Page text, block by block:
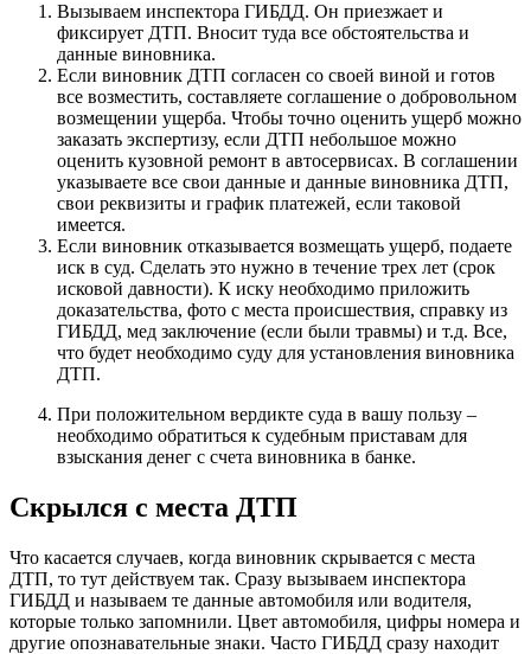
Вызываем инспектора ГИБДД. Он приезжает и
фиксирует ДТП. Вносит туда все обстоятельства и
данные виновника.
Если виновник ДТП согласен со своей виной и готов
все возместить, составляете соглашение о добровольном
возмещении ущерба. Чтобы точно оценить ущерб можно
заказать экспертизу, если ДТП небольшое можно
оценить кузовной ремонт в автосервисах. В соглашении
указываете все свои данные и данные виновника ДТП,
свои реквизиты и график платежей, если таковой
имеется.
Если виновник отказывается возмещать ущерб, подаете
иск в суд. Сделать это нужно в течение трех лет (срок
исковой давности). К иску необходимо приложить
доказательства, фото с места происшествия, справку из
ГИБДД, мед заключение (если были травмы) и т.д. Все,
что будет необходимо суду для установления виновника
ДТП.
При положительном вердикте суда в вашу пользу –
необходимо обратиться к судебным приставам для
взыскания денег с счета виновника в банке.
Скрылся с места ДТП
Что касается случаев, когда виновник скрывается с места
ДТП, то тут действуем так. Сразу вызываем инспектора
ГИБДД и называем те данные автомобиля или водителя,
которые только запомнили. Цвет автомобиля, цифры номера и
другие опознавательные знаки. Часто ГИБДД сразу находит